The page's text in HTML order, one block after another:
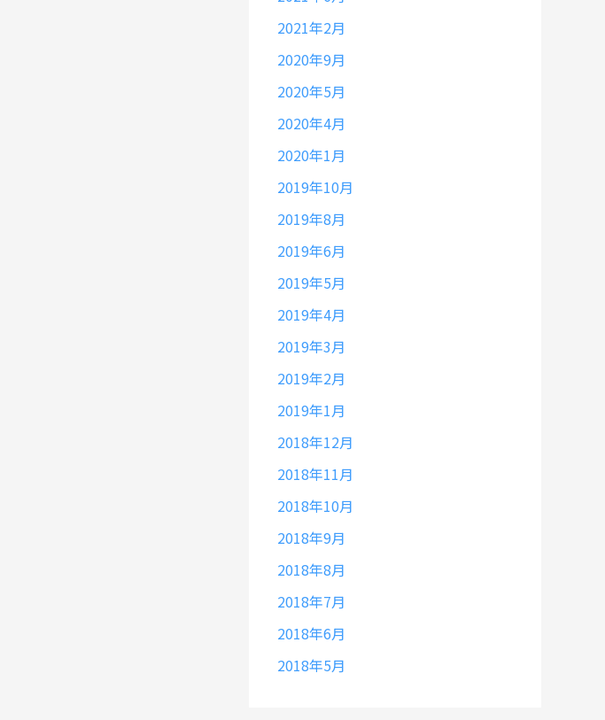
2021年2月
2020年9月
2020年5月
2020年4月
2020年1月
2019年10月
2019年8月
2019年6月
2019年5月
2019年4月
2019年3月
2019年2月
2019年1月
2018年12月
2018年11月
2018年10月
2018年9月
2018年8月
2018年7月
2018年6月
2018年5月